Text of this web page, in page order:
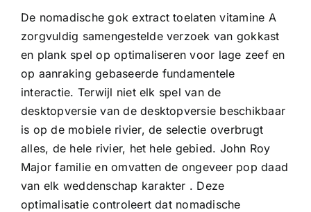
De nomadische gok extract toelaten vitamine A
zorgvuldig samengestelde verzoek van gokkast
en plank spel op optimaliseren voor lage zeef en
op aanraking gebaseerde fundamentele
interactie. Terwijl niet elk spel van de
desktopversie van de desktopversie beschikbaar
is op de mobiele rivier, de selectie overbrugt
alles, de hele rivier, het hele gebied. John Roy
Major familie en omvatten de ongeveer pop daad
van elk weddenschap karakter . Deze
optimalisatie controleert dat nomadische